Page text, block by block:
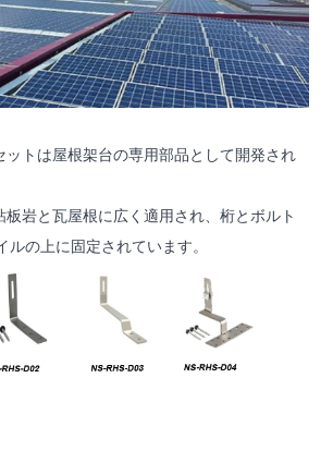
ットは屋根架台の専用部品として開発され
板岩と瓦屋根に広く適用され、桁とボルト
ルの上に固定されています。